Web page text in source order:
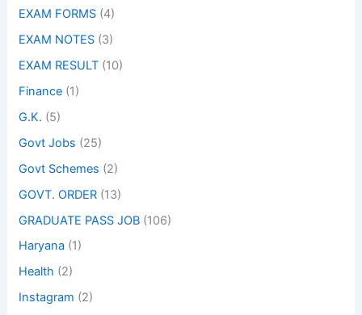
EXAM FORMS (4)
EXAM NOTES (3)
EXAM RESULT (10)
Finance (1)
G.K. (5)
Govt Jobs (25)
Govt Schemes (2)
GOVT. ORDER (13)
GRADUATE PASS JOB (106)
Haryana (1)
Health (2)
Instagram (2)